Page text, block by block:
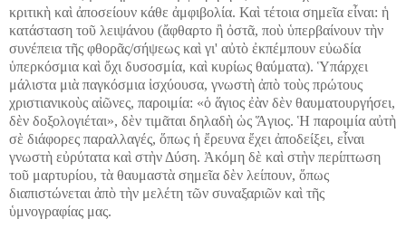
κριτικὴ καὶ ἀποσείουν κάθε ἀμφιβολία. Καὶ τέτοια σημεῖα εἶναι: ἡ
κατάσταση τοῦ λειψάνου (ἄφθαρτο ἢ ὀστᾶ, ποὺ ὑπερβαίνουν τὴν
συνέπεια τῆς φθορᾶς/σήψεως καὶ γι' αὐτὸ ἐκπέμπουν εὐωδία
ὑπερκόσμια καὶ ὄχι δυσοσμία, καὶ κυρίως θαύματα). Ὑπάρχει
μάλιστα μιὰ παγκόσμια ἰσχύουσα, γνωστὴ ἀπὸ τοὺς πρώτους
χριστιανικοὺς αἰῶνες, παροιμία: «ὁ ἅγιος ἐὰν δὲν θαυματουργήσει,
δὲν δοξολογιέται», δὲν τιμᾶται δηλαδὴ ὡς Ἅγιος. Ἡ παροιμία αὐτὴ
σὲ διάφορες παραλλαγές, ὅπως ἡ ἔρευνα ἔχει ἀποδείξει, εἶναι
γνωστὴ εὐρύτατα καὶ στὴν Δύση. Ἀκόμη δὲ καὶ στὴν περίπτωση
τοῦ μαρτυρίου, τὰ θαυμαστὰ σημεῖα δὲν λείπουν, ὅπως
διαπιστώνεται ἀπὸ τὴν μελέτη τῶν συναξαριῶν καὶ τῆς
ὑμνογραφίας μας.